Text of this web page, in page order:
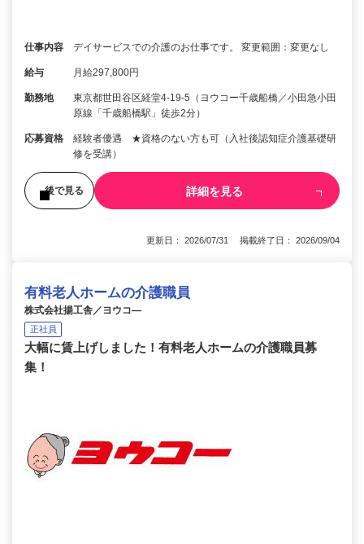
仕事内容 デイサービスでの介護のお仕事です。 変更範囲：変更なし
給与 月給297,800円
勤務地
東京都世田谷区経堂4-19-5（ヨウコー千歳船橋／小田急小田
原線「千歳船橋駅」徒歩2分）
応募資格
経験者優遇 ★資格のない方も可（入社後認知症介護基礎研
修を受講）
後で見る 詳細を見る
更新日： 2026/07/31 掲載終了日： 2026/09/04
有料老人ホームの介護職員
株式会社揚工舎／ヨウコ―
正社員
大幅に賃上げしました！有料老人ホームの介護職員募
集！